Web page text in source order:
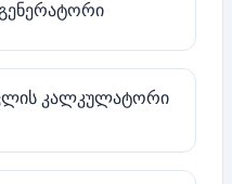
გენერატორი
კალკულატორი